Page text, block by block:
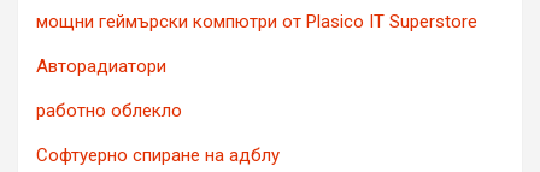
мощни геймърски компютри от Plasico IT Superstore
Авторадиатори
работно облекло
Софтуерно спиране на адблу